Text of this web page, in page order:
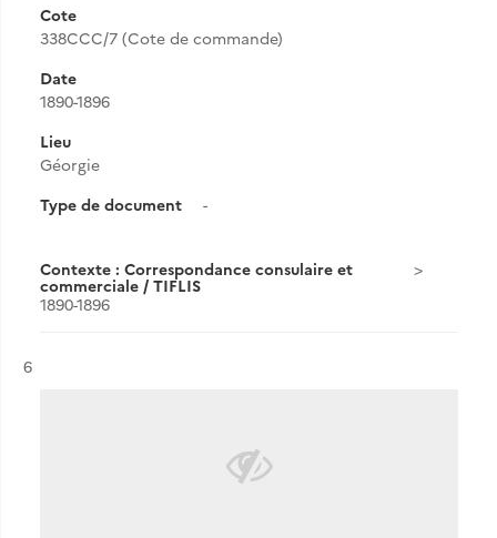
Cote
338CCC/7 (Cote de commande)
Date
1890-1896
Lieu
Géorgie
Type de document
-
Contexte : Correspondance consulaire et
commerciale / TIFLIS
1890-1896
Résultat n°
6